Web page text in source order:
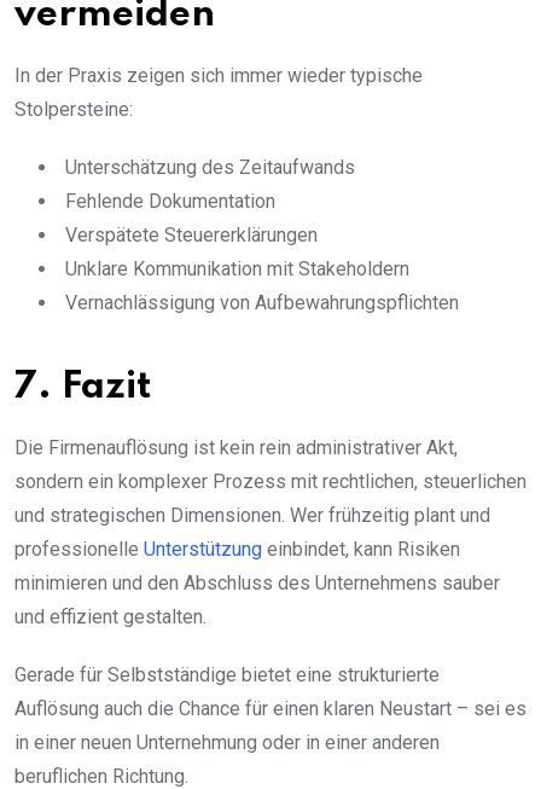
vermeiden
In der Praxis zeigen sich immer wieder typische
Stolpersteine:
Unterschätzung des Zeitaufwands
Fehlende Dokumentation
Verspätete Steuererklärungen
Unklare Kommunikation mit Stakeholdern
Vernachlässigung von Aufbewahrungspflichten
7. Fazit
Die Firmenauflösung ist kein rein administrativer Akt,
sondern ein komplexer Prozess mit rechtlichen, steuerlichen
und strategischen Dimensionen. Wer frühzeitig plant und
professionelle Unterstützung einbindet, kann Risiken
minimieren und den Abschluss des Unternehmens sauber
und effizient gestalten.
Gerade für Selbstständige bietet eine strukturierte
Auflösung auch die Chance für einen klaren Neustart – sei es
in einer neuen Unternehmung oder in einer anderen
beruflichen Richtung.